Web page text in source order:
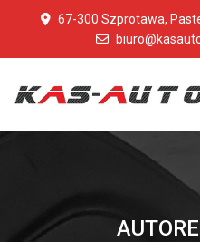
67-300 Szprotawa,